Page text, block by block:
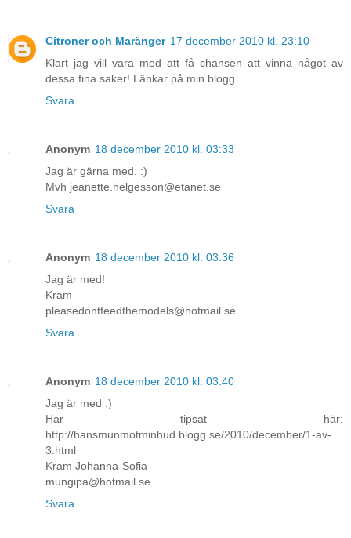
Citroner och Maränger 17 december 2010 kl. 23:10
Klart jag vill vara med att få chansen att vinna något av
dessa fina saker! Länkar på min blogg
Svara
Anonym 18 december 2010 kl. 03:33
Jag är gärna med. :)
Mvh jeanette.helgesson@etanet.se
Svara
Anonym 18 december 2010 kl. 03:36
Jag är med!
Kram
pleasedontfeedthemodels@hotmail.se
Svara
Anonym 18 december 2010 kl. 03:40
Jag är med :)
Har tipsat här:
http://hansmunmotminhud.blogg.se/2010/december/1-av-
3.html
Kram Johanna-Sofia
mungipa@hotmail.se
Svara